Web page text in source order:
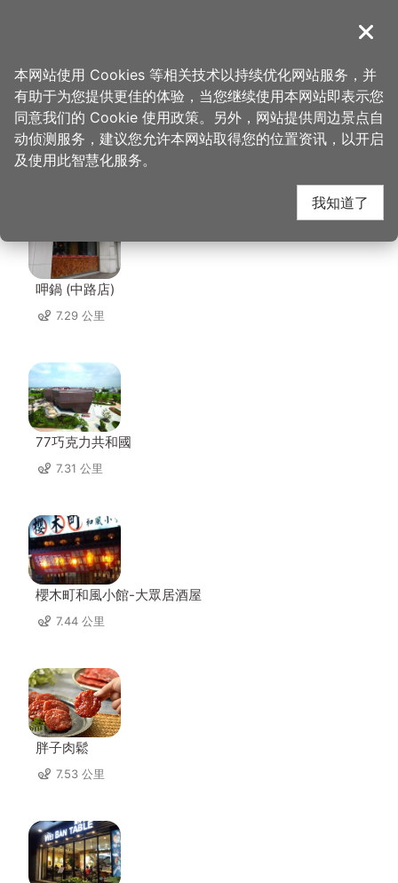
導覽
首页 > 想去的地方 > 美食、购物 > 老三牛家庄
老三牛家庄 周边店家
呷鍋 (中路店)
7.29 公里
77巧克力共和國
7.31 公里
櫻木町和風小館-大眾居酒屋
7.44 公里
胖子肉鬆
7.53 公里
关闭
本网站使用 Cookies 等相关技术以持续优化网站服务，并
有助于为您提供更佳的体验，当您继续使用本网站即表示您
同意我们的 Cookie 使用政策。另外，网站提供周边景点自
动侦测服务，建议您允许本网站取得您的位置资讯，以开启
及使用此智慧化服务。
我知道了